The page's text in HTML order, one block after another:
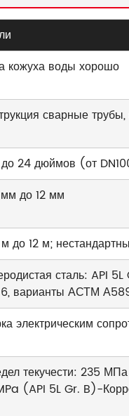
кожуха воды хорошо
сварные
24 дюймов (от
до 12 мм
до 12 м;
сталь: API
варианты АСТМ
электрическим
текучести: 235
(API 5L Gr. B)-